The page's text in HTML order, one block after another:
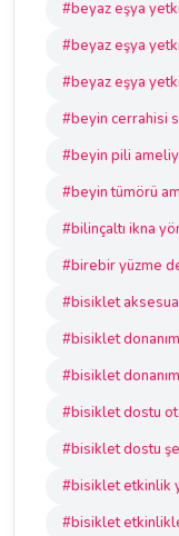
#beyaz eşya
#beyaz eşya
#beyaz eşya
#beyin cerrahisi
#beyin pili
#beyin tümörü
#bilinçaltı ikna
#birebir yüzme
#bisiklet
#bisiklet
#bisiklet
#bisiklet dostu
#bisiklet dostu
#bisiklet etkinlik
#bisiklet